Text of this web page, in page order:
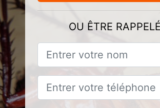
OU ÊTRE RAPPELÉ